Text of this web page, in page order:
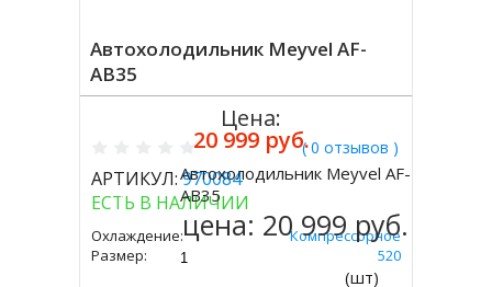
Автохолодильник Meyvel AF-
AB35
( 0 отзывов )
АРТИКУЛ:970084
ЕСТЬ В НАЛИЧИИ
Охлаждение:
Компрессорное
Размер:
420 Х 575 Х 520
Цена:
20 999 руб.
Купить
Автохолодильник Meyvel AF-
AB35
цена: 20 999 руб.
(шт)